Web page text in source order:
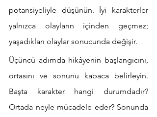
potansiyeliyle düşünün. İyi karakterler
yalnızca olayların içinden geçmez;
yaşadıkları olaylar sonucunda değişir.
Üçüncü adımda hikâyenin başlangıcını,
ortasını ve sonunu kabaca belirleyin.
Başta karakter hangi durumdadır?
Ortada neyle mücadele eder? Sonunda